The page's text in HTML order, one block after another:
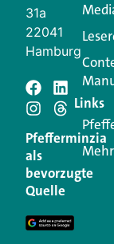
Ihre E-Mail-
Erforderliche
Kommentar
31a
22041
Hamburg
Pfefferminzia
als
bevorzugte
Quelle
Links